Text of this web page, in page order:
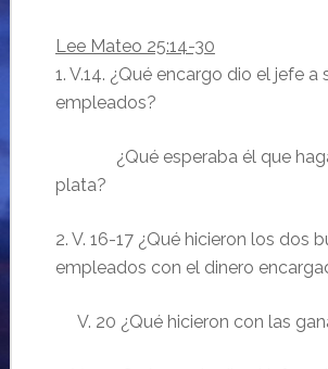
Lee Mateo 25:14-30
1. V.14. ¿Qué encargo dio el jefe a
empleados?
¿Qué esperaba él que
plata?
2. V. 16-17 ¿Qué hicieron los dos
empleados con el dinero
V. 20 ¿Qué hicieron con las